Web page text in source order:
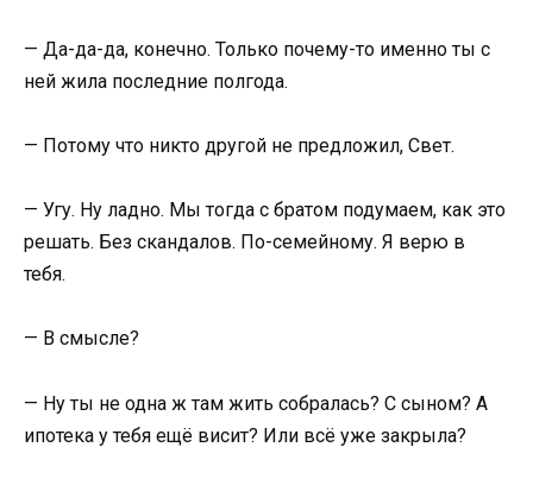
— Да-да-да, конечно. Только почему-то именно ты с
ней жила последние полгода.
— Потому что никто другой не предложил, Свет.
— Угу. Ну ладно. Мы тогда с братом подумаем, как это
решать. Без скандалов. По-семейному. Я верю в
тебя.
— В смысле?
— Ну ты не одна ж там жить собралась? С сыном? А
ипотека у тебя ещё висит? Или всё уже закрыла?